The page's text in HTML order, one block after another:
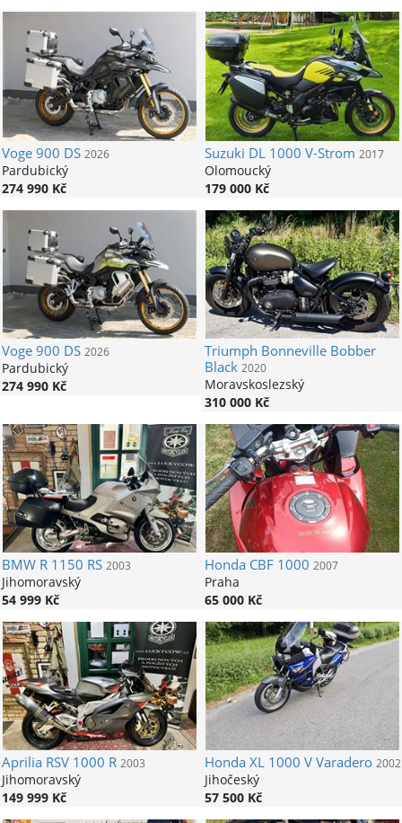
Voge900 DS 2026
Pardubický
274 990 Kč
Suzuki DL 1000 V-Strom 2017
Olomoucký
179 000 Kč
Voge900 DS 2026
Pardubický
274 990 Kč
Triumph Bonneville Bobber
Black 2020
Moravskoslezský
310 000 Kč
BMWR 1150 RS 2003
Jihomoravský
54 999 Kč
HondaCBF 1000 2007
Praha
65 000 Kč
ApriliaRSV 1000 R 2003
Jihomoravský
149 999 Kč
HondaXL 1000 V Varadero 2002
Jihočeský
57 500 Kč